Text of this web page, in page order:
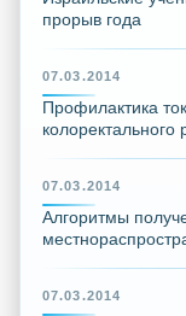
прорыв года
07.03.2014
Профилактика
колоректального
07.03.2014
Алгоритмы
07.03.2014